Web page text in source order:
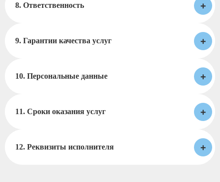
8. Ответственность +
9. Гарантии качества услуг +
10. Персональные данные +
11. Сроки оказания услуг +
12. Реквизиты исполнителя +